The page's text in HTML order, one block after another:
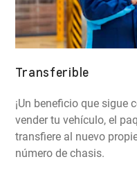
Transferible
¡Un beneficio que sigue
vender tu vehículo, el
transfiere al nuevo
número de chasis.